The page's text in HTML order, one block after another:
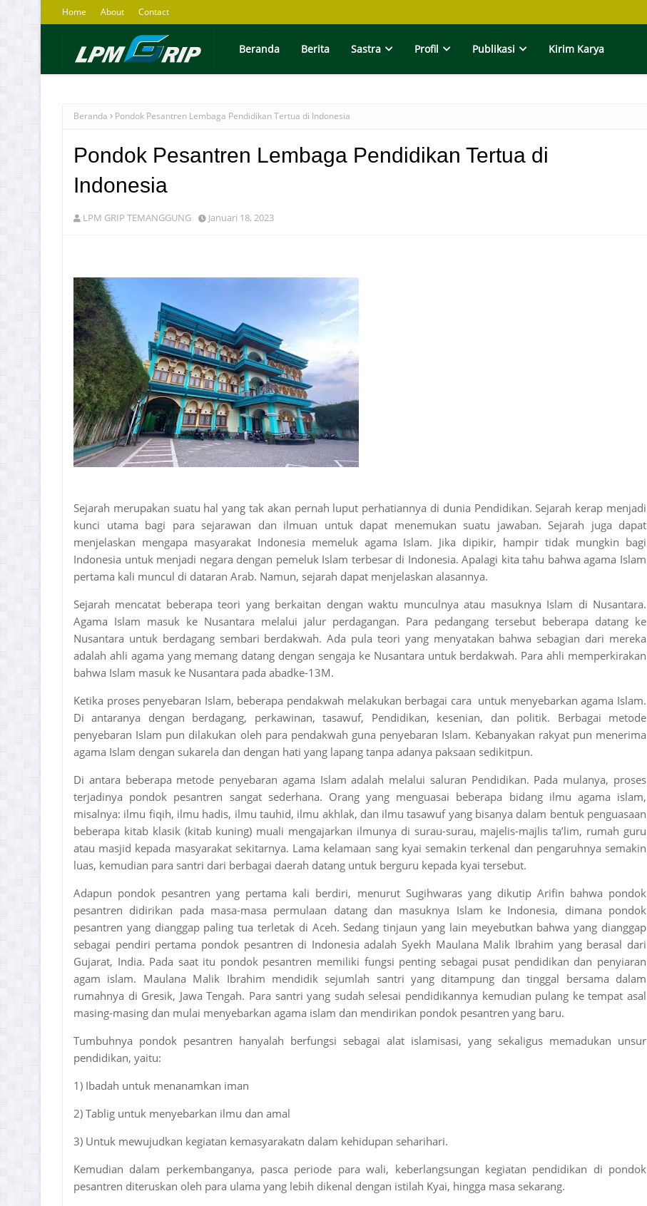
Home About Contact
Beranda Berita Sastra Profil Publikasi Kirim Karya
Beranda Pondok Pesantren Lembaga Pendidikan Tertua di Indonesia
Pondok Pesantren Lembaga Pendidikan Tertua di
Indonesia
LPM GRIP TEMANGGUNG Januari 18, 2023
Sejarah merupakan suatu hal yang tak akan pernah luput perhatiannya di dunia Pendidikan. Sejarah kerap menjadi
kunci utama bagi para sejarawan dan ilmuan untuk dapat menemukan suatu jawaban. Sejarah juga dapat
menjelaskan mengapa masyarakat Indonesia memeluk agama Islam. Jika dipikir, hampir tidak mungkin bagi
Indonesia untuk menjadi negara dengan pemeluk Islam terbesar di Indonesia. Apalagi kita tahu bahwa agama Islam
pertama kali muncul di dataran Arab. Namun, sejarah dapat menjelaskan alasannya.
Sejarah mencatat beberapa teori yang berkaitan dengan waktu munculnya atau masuknya Islam di Nusantara.
Agama Islam masuk ke Nusantara melalui jalur perdagangan. Para pedangang tersebut beberapa datang ke
Nusantara untuk berdagang sembari berdakwah. Ada pula teori yang menyatakan bahwa sebagian dari mereka
adalah ahli agama yang memang datang dengan sengaja ke Nusantara untuk berdakwah. Para ahli memperkirakan
bahwa Islam masuk ke Nusantara pada abadke-13M.
Ketika proses penyebaran Islam, beberapa pendakwah melakukan berbagai cara untuk menyebarkan agama Islam.
Di antaranya dengan berdagang, perkawinan, tasawuf, Pendidikan, kesenian, dan politik. Berbagai metode
penyebaran Islam pun dilakukan oleh para pendakwah guna penyebaran Islam. Kebanyakan rakyat pun menerima
agama Islam dengan sukarela dan dengan hati yang lapang tanpa adanya paksaan sedikitpun.
Di antara beberapa metode penyebaran agama Islam adalah melalui saluran Pendidikan. Pada mulanya, proses
terjadinya pondok pesantren sangat sederhana. Orang yang menguasai beberapa bidang ilmu agama islam,
misalnya: ilmu fiqih, ilmu hadis, ilmu tauhid, ilmu akhlak, dan ilmu tasawuf yang bisanya dalam bentuk penguasaan
beberapa kitab klasik (kitab kuning) muali mengajarkan ilmunya di surau-surau, majelis-majlis ta’lim, rumah guru
atau masjid kepada masyarakat sekitarnya. Lama kelamaan sang kyai semakin terkenal dan pengaruhnya semakin
luas, kemudian para santri dari berbagai daerah datang untuk berguru kepada kyai tersebut.
Adapun pondok pesantren yang pertama kali berdiri, menurut Sugihwaras yang dikutip Arifin bahwa pondok
pesantren didirikan pada masa-masa permulaan datang dan masuknya Islam ke Indonesia, dimana pondok
pesantren yang dianggap paling tua terletak di Aceh. Sedang tinjaun yang lain meyebutkan bahwa yang dianggap
sebagai pendiri pertama pondok pesantren di Indonesia adalah Syekh Maulana Malik Ibrahim yang berasal dari
Gujarat, India. Pada saat itu pondok pesantren memiliki fungsi penting sebagai pusat pendidikan dan penyiaran
agam islam. Maulana Malik Ibrahim mendidik sejumlah santri yang ditampung dan tinggal bersama dalam
rumahnya di Gresik, Jawa Tengah. Para santri yang sudah selesai pendidikannya kemudian pulang ke tempat asal
masing-masing dan mulai menyebarkan agama islam dan mendirikan pondok pesantren yang baru.
Tumbuhnya pondok pesantren hanyalah berfungsi sebagai alat islamisasi, yang sekaligus memadukan unsur
pendidikan, yaitu:
1) Ibadah untuk menanamkan iman
2) Tablig untuk menyebarkan ilmu dan amal
3) Untuk mewujudkan kegiatan kemasyarakatn dalam kehidupan seharihari.
Kemudian dalam perkembanganya, pasca periode para wali, keberlangsungan kegiatan pendidikan di pondok
pesantren diteruskan oleh para ulama yang lebih dikenal dengan istilah Kyai, hingga masa sekarang.